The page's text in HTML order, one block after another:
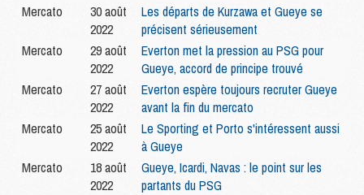
Mercato
30 août
2022
Les départs de Kurzawa et Gueye se
précisent sérieusement
Mercato
29 août
2022
Everton met la pression au PSG pour
Gueye, accord de principe trouvé
Mercato
27 août
2022
Everton espère toujours recruter Gueye
avant la fin du mercato
Mercato
25 août
2022
Le Sporting et Porto s'intéressent aussi
à Gueye
Mercato
18 août
2022
Gueye, Icardi, Navas : le point sur les
partants du PSG